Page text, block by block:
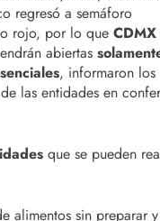
regresó a semáforo
rojo, por lo que
abiertas
, informaron los
las entidades en
que se pueden
alimentos sin preparar y